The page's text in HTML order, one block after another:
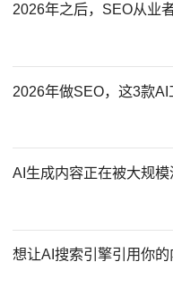
2026年之后，SEO从业
2026年做SEO，这3款
AI生成内容正在被大规模
想让AI搜索引擎引用你